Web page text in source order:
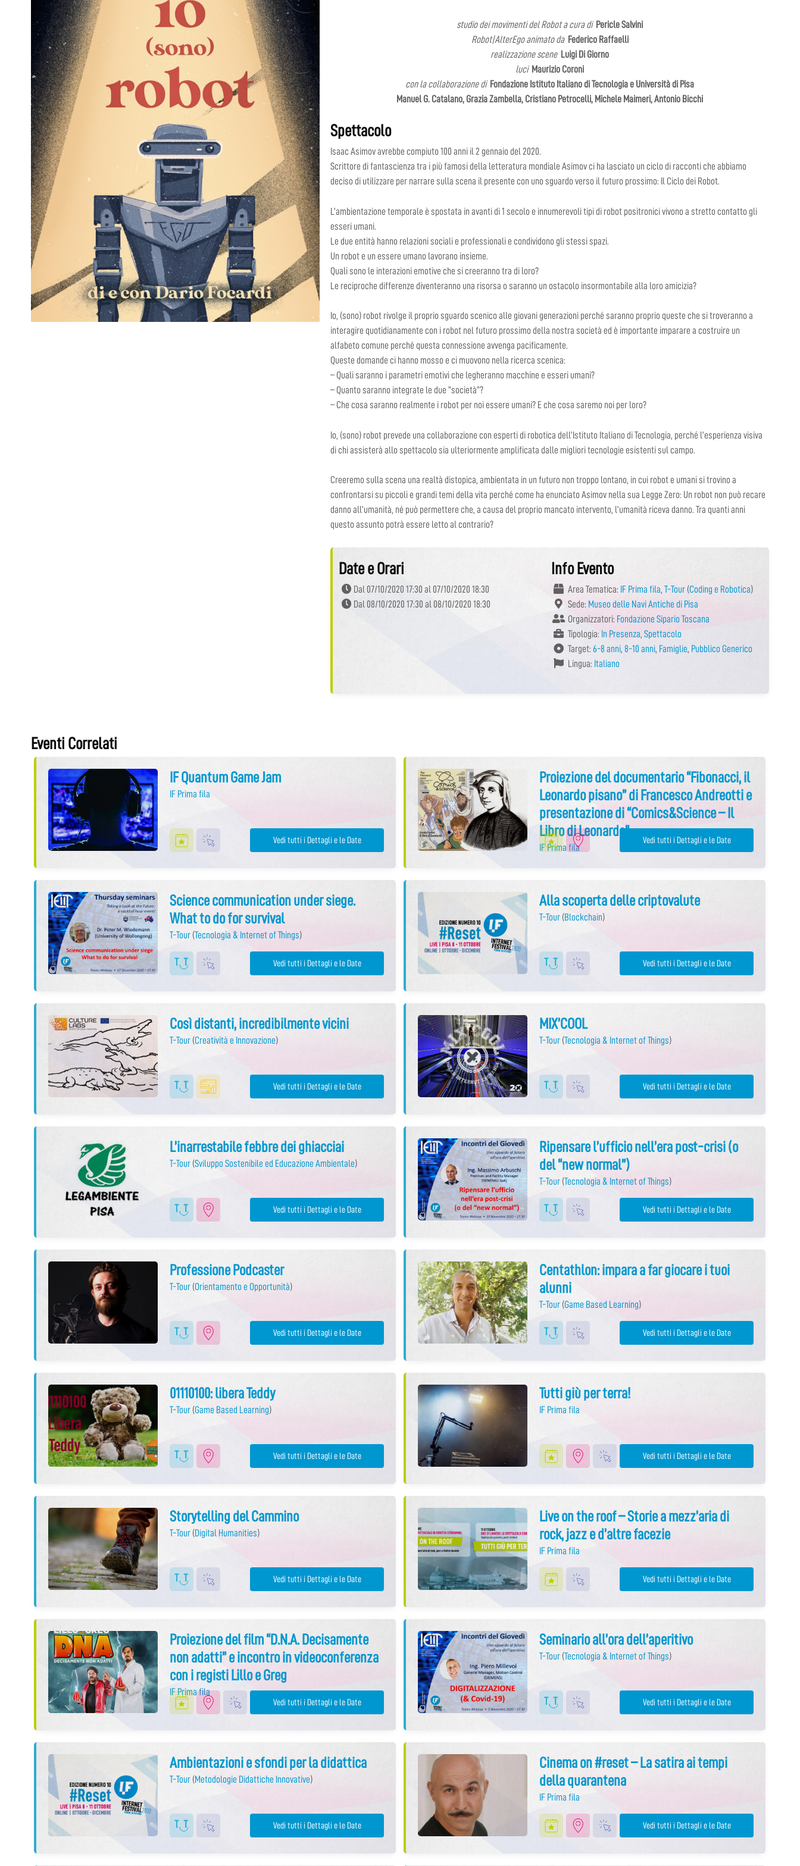
studio dei movimenti del Robot a cura di Pericle Salvini
Robot|AlterEgo animato da Federico Raffaelli
realizzazione scene Luigi Di Giorno
luci Maurizio Coroni
con la collaborazione di Fondazione Istituto Italiano di Tecnologia e Università di Pisa
Manuel G. Catalano, Grazia Zambella, Cristiano Petrocelli, Michele Maimeri, Antonio Bicchi
Spettacolo
Isaac Asimov avrebbe compiuto 100 anni il 2 gennaio del 2020.
Scrittore di fantascienza tra i più famosi della letteratura mondiale Asimov ci ha lasciato un ciclo di racconti che abbiamo
deciso di utilizzare per narrare sulla scena il presente con uno sguardo verso il futuro prossimo: Il Ciclo dei Robot.
L’ambientazione temporale è spostata in avanti di 1 secolo e innumerevoli tipi di robot positronici vivono a stretto contatto gli
esseri umani.
Le due entità hanno relazioni sociali e professionali e condividono gli stessi spazi.
Un robot e un essere umano lavorano insieme.
Quali sono le interazioni emotive che si creeranno tra di loro?
Le reciproche differenze diventeranno una risorsa o saranno un ostacolo insormontabile alla loro amicizia?
Io, (sono) robot rivolge il proprio sguardo scenico alle giovani generazioni perché saranno proprio queste che si troveranno a
interagire quotidianamente con i robot nel futuro prossimo della nostra società ed è importante imparare a costruire un
alfabeto comune perché questa connessione avvenga pacificamente.
Queste domande ci hanno mosso e ci muovono nella ricerca scenica:
– Quali saranno i parametri emotivi che legheranno macchine e esseri umani?
– Quanto saranno integrate le due “società”?
– Che cosa saranno realmente i robot per noi essere umani? E che cosa saremo noi per loro?
Io, (sono) robot prevede una collaborazione con esperti di robotica dell’Istituto Italiano di Tecnologia, perché l’esperienza visiva
di chi assisterà allo spettacolo sia ulteriormente amplificata dalle migliori tecnologie esistenti sul campo.
Creeremo sulla scena una realtà distopica, ambientata in un futuro non troppo lontano, in cui robot e umani si trovino a
confrontarsi su piccoli e grandi temi della vita perché come ha enunciato Asimov nella sua Legge Zero: Un robot non può recare
danno all’umanità, né può permettere che, a causa del proprio mancato intervento, l’umanità riceva danno. Tra quanti anni
questo assunto potrà essere letto al contrario?
Date e Orari
Dal 07/10/2020 17:30 al 07/10/2020 18:30
Dal 08/10/2020 17:30 al 08/10/2020 18:30
Info Evento
Area Tematica: IF Prima fila, T-Tour(Coding e Robotica)
Sede: Museo delle Navi Antiche di Pisa
Organizzatori: Fondazione Sipario Toscana
Tipologia: In Presenza, Spettacolo
Target: 6-8 anni, 8-10 anni, Famiglie, Pubblico Generico
Lingua: Italiano
Eventi Correlati
IF Quantum Game Jam
IF Prima fila
Vedi tutti i Dettagli e le Date
Proiezione del documentario “Fibonacci, il
Leonardo pisano” di Francesco Andreotti e
presentazione di “Comics&Science – Il
Libro di Leonardo”
IF Prima fila
Vedi tutti i Dettagli e le Date
Science communication under siege.
What to do for survival
T-Tour (Tecnologia & Internet of Things)
Vedi tutti i Dettagli e le Date
Alla scoperta delle criptovalute
T-Tour (Blockchain)
Vedi tutti i Dettagli e le Date
Così distanti, incredibilmente vicini
T-Tour (Creatività e Innovazione)
Vedi tutti i Dettagli e le Date
MIX’COOL
T-Tour (Tecnologia & Internet of Things)
Vedi tutti i Dettagli e le Date
L’inarrestabile febbre dei ghiacciai
T-Tour (Sviluppo Sostenibile ed Educazione Ambientale)
Vedi tutti i Dettagli e le Date
Ripensare l’ufficio nell’era post-crisi (o
del “new normal”)
T-Tour (Tecnologia & Internet of Things)
Vedi tutti i Dettagli e le Date
Professione Podcaster
T-Tour (Orientamento e Opportunità)
Vedi tutti i Dettagli e le Date
Centathlon: impara a far giocare i tuoi
alunni
T-Tour (Game Based Learning)
Vedi tutti i Dettagli e le Date
01110100: libera Teddy
T-Tour (Game Based Learning)
Vedi tutti i Dettagli e le Date
Tutti giù per terra!
IF Prima fila
Vedi tutti i Dettagli e le Date
Storytelling del Cammino
T-Tour (Digital Humanities)
Vedi tutti i Dettagli e le Date
Live on the roof – Storie a mezz’aria di
rock, jazz e d’altre facezie
IF Prima fila
Vedi tutti i Dettagli e le Date
Proiezione del film “D.N.A. Decisamente
non adatti” e incontro in videoconferenza
con i registi Lillo e Greg
IF Prima fila
Vedi tutti i Dettagli e le Date
Seminario all’ora dell’aperitivo
T-Tour (Tecnologia & Internet of Things)
Vedi tutti i Dettagli e le Date
Ambientazioni e sfondi per la didattica
T-Tour (Metodologie Didattiche Innovative)
Vedi tutti i Dettagli e le Date
Cinema on #reset – La satira ai tempi
della quarantena
IF Prima fila
Vedi tutti i Dettagli e le Date